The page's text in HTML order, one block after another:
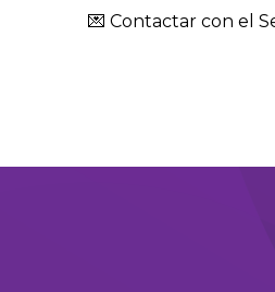
💌 Contactar con el